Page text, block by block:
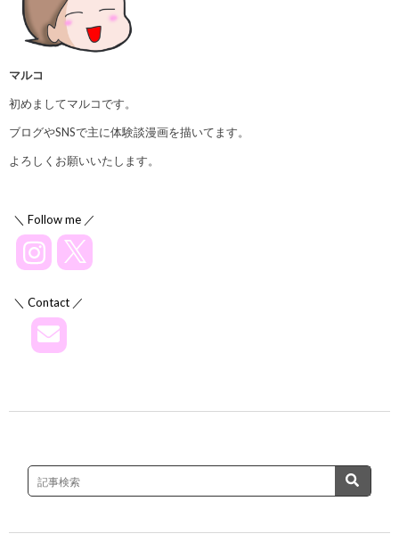
マルコ
初めましてマルコです。
ブログやSNSで主に体験談漫画を描いてます。
よろしくお願いいたします。
＼ Follow me ／
＼ Contact ／